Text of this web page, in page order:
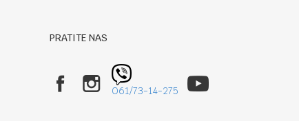
PRATITE NAS
061/73-14-275